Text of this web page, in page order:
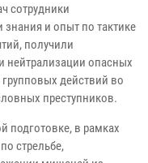
сотрудники
и опыт по тактике
получили
нейтрализации опасных
действий во
преступников.
подготовке, в рамках
стрельбе,